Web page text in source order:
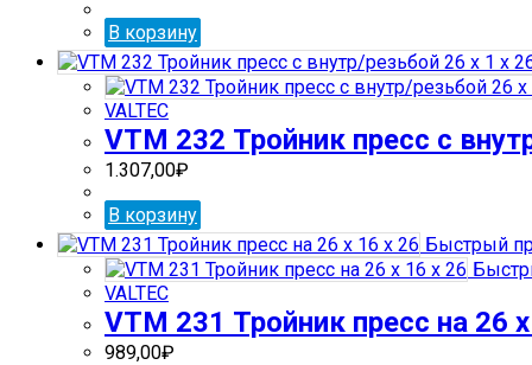
В корзину
VALTEC
VTM 232 Тройник пресс с
1.307,00₽
В корзину
Быстрый
VALTEC
VTM 231 Тройник пресс на 26
989,00₽